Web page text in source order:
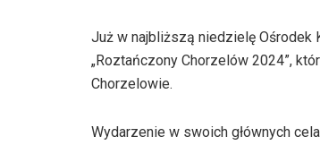
Już w najbliższą niedzielę Ośrodek
„Roztańczony Chorzelów 2024”,
Chorzelowie.
Wydarzenie w swoich głównych